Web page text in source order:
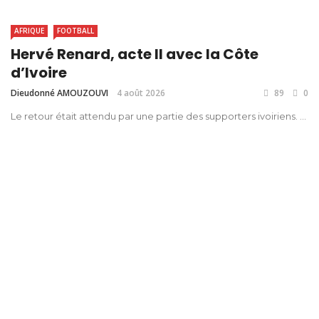
AFRIQUE FOOTBALL
Hervé Renard, acte II avec la Côte
d’Ivoire
Dieudonné AMOUZOUVI 4 août 2026 89 0
Le retour était attendu par une partie des supporters ivoiriens. ...